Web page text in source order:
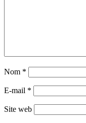
Nom *
E-mail *
Site web